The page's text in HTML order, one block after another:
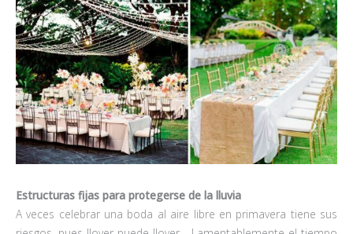
Estructuras fijas para protegerse de la lluvia
A veces celebrar una boda al aire libre en primavera tiene sus